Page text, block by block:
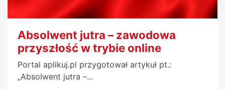
Absolwent jutra – zawodowa
przyszłość w trybie online
Portal aplikuj.pl przygotował artykuł pt.:
„Absolwent jutra –...